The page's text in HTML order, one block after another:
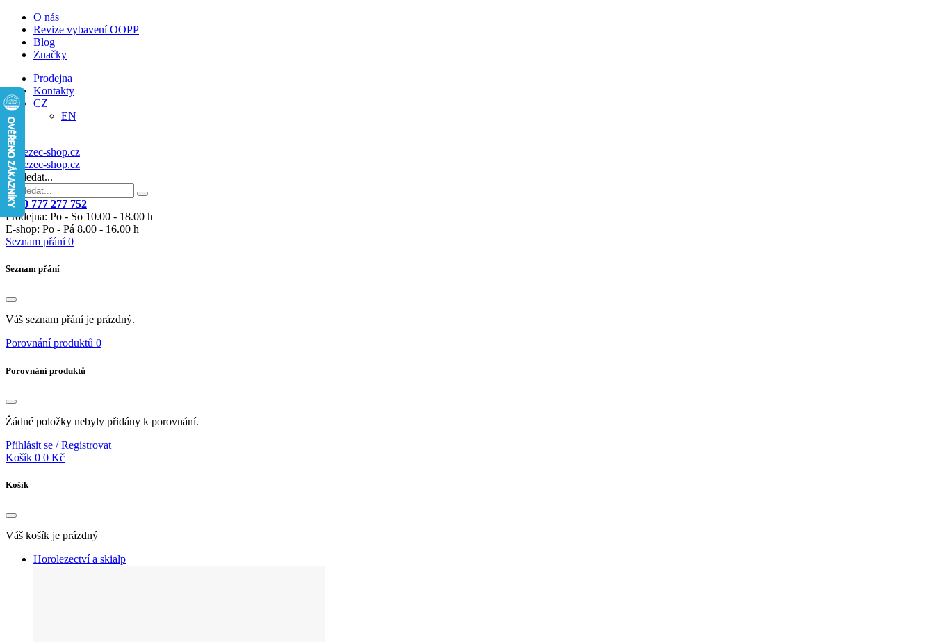
O nás
Revize vybavení OOPP
Blog
Značky
Prodejna
Kontakty
CZ
EN
Vyhledat...
+420 777 277 752
Prodejna: Po - So 10.00 - 18.00 h
E-shop: Po - Pá 8.00 - 16.00 h
Seznam přání 0
Seznam přání
Váš seznam přání je prázdný.
Porovnání produktů 0
Porovnání produktů
Žádné položky nebyly přidány k porovnání.
Přihlásit se / Registrovat
Košík 0 0 Kč
Košík
Váš košík je prázdný
Horolezectví a skialp